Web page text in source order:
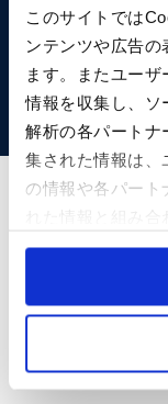
このサイトでは
ンテンツや広告
ます。またユー
情報を収集し、ソ
解析の各パートナ
集された情報は、
の情報や各パート
れることがありま
Cookieを許可し
能やコンテンツに
ボラ